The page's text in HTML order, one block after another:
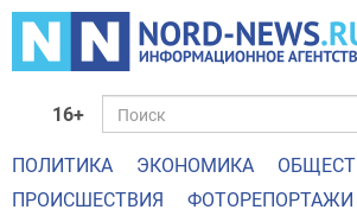
16+
ПОЛИТИКА ЭКОНОМИКА
ПРОИСШЕСТВИЯ
ФОТОРЕПОРТАЖИ